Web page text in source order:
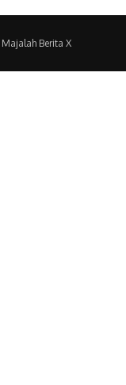
Majalah Berita X